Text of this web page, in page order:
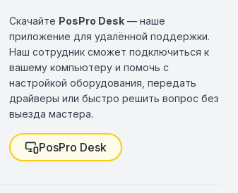
Скачайте PosPro Desk — наше
приложение для удалённой поддержки.
Наш сотрудник сможет подключиться к
вашему компьютеру и помочь с
настройкой оборудования, передать
драйверы или быстро решить вопрос без
выезда мастера.
PosPro Desk